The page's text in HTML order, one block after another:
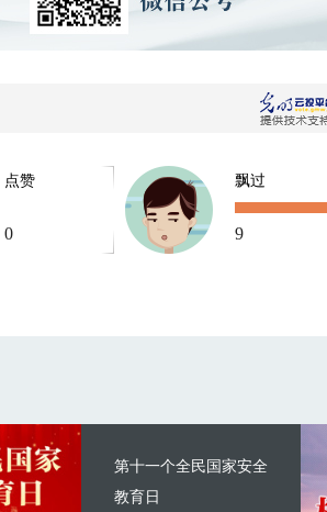
点赞
0
飘过
9
第十一个全民国家安全
教育日